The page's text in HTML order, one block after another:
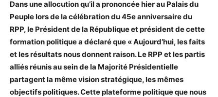
Dans une allocution qu’il a prononcée hier au Palais du
Peuple lors de la célébration du 45e anniversaire du
RPP, le Président de la République et président de cette
formation politique a déclaré que « Aujourd’hui, les faits
et les résultats nous donnent raison. Le RPP et les partis
alliés réunis au sein de la Majorité Présidentielle
partagent la même vision stratégique, les mêmes
objectifs politiques. Cette plateforme politique que nous